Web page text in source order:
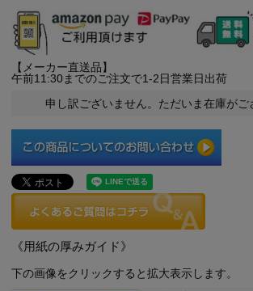
【メーカー直送品】
午前11:30までのご注文で1-2日営業日出荷
申し訳ございません。ただいま在庫がご
《用紙の厚みガイド》
下の画像をクリックすると拡大表示します。